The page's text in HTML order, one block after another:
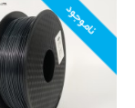
ناموجود